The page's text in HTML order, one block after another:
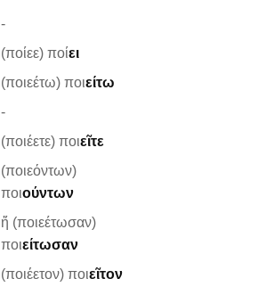
-
(ποίεε) ποίει
(ποιεέτω) ποιείτω
-
(ποιέετε) ποιεῖτε
(ποιεόντων)
ποιούντων
ἤ (ποιεέτωσαν)
ποιείτωσαν
(ποιέετον) ποιεῖτον